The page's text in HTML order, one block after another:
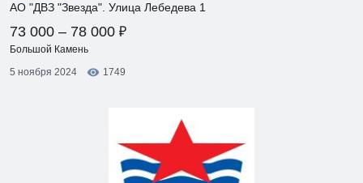
АО "ДВЗ "Звезда". Улица Лебедева 1
73 000 – 78 000 ₽
Большой Камень
5 ноября 2024
1749